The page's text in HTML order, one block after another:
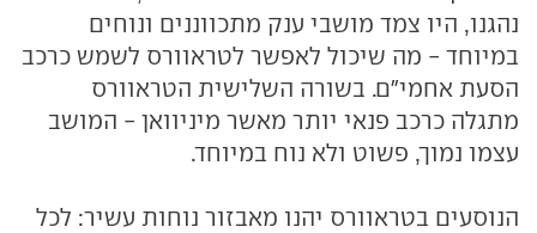
נהגנו, היו צמד מושבי ענק מתכווננים ונוחים
במיוחד - מה שיכול לאפשר לטראוורס לשמש כרכב
הסעת אחמי"ם. בשורה השלישית הטראוורס
מתגלה כרכב פנאי יותר מאשר מיניוואן - המושב
עצמו נמוך, פשוט ולא נוח במיוחד.
הנוסעים בטראוורס יהנו מאבזור נוחות עשיר: לכל